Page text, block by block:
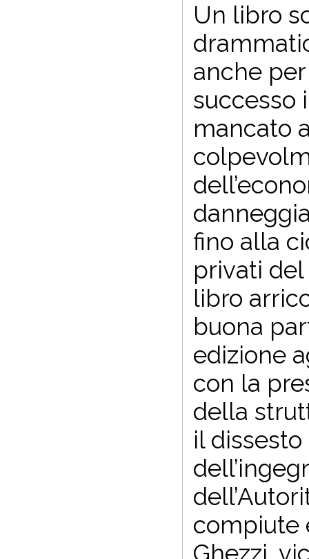
Un libro
anche
successo
mancato
fino alla
privati
libro
buona
edizione
con la
della
il
compiute
Ghezzi,